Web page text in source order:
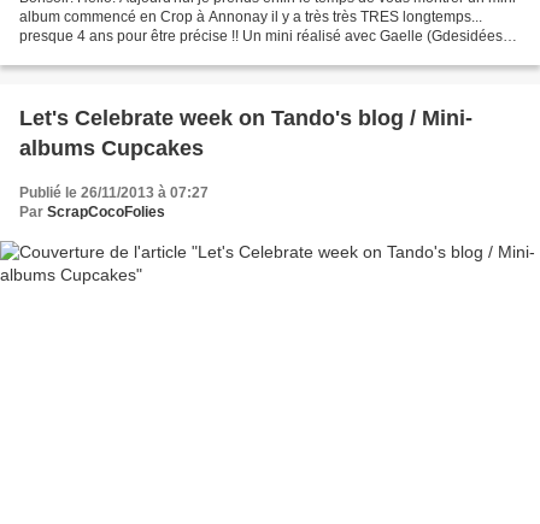
album commencé en Crop à Annonay il y a très très TRES longtemps...
presque 4 ans pour être précise !! Un mini réalisé avec Gaelle (Gdesidées),
Let's Celebrate week on Tando's blog / Mini-
albums Cupcakes
Publié le 26/11/2013 à 07:27
Par ScrapCocoFolies